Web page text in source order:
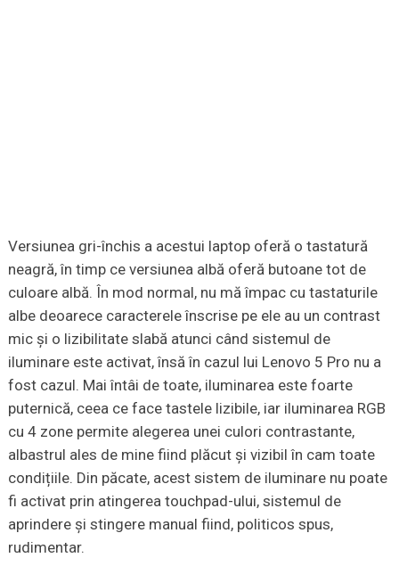
Versiunea gri-închis a acestui laptop oferă o tastatură
neagră, în timp ce versiunea albă oferă butoane tot de
culoare albă. În mod normal, nu mă împac cu tastaturile
albe deoarece caracterele înscrise pe ele au un contrast
mic și o lizibilitate slabă atunci când sistemul de
iluminare este activat, însă în cazul lui Lenovo 5 Pro nu a
fost cazul. Mai întâi de toate, iluminarea este foarte
puternică, ceea ce face tastele lizibile, iar iluminarea RGB
cu 4 zone permite alegerea unei culori contrastante,
albastrul ales de mine fiind plăcut și vizibil în cam toate
condițiile. Din păcate, acest sistem de iluminare nu poate
fi activat prin atingerea touchpad-ului, sistemul de
aprindere și stingere manual fiind, politicos spus,
rudimentar.